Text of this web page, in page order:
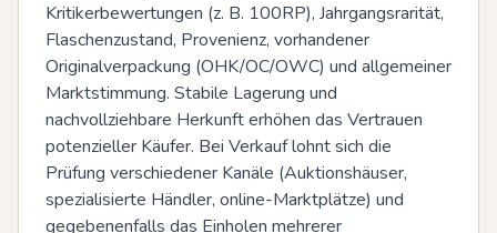
Kritikerbewertungen (z. B. 100RP), Jahrgangsrarität,
Flaschenzustand, Provenienz, vorhandener
Originalverpackung (OHK/OC/OWC) und allgemeiner
Marktstimmung. Stabile Lagerung und
nachvollziehbare Herkunft erhöhen das Vertrauen
potenzieller Käufer. Bei Verkauf lohnt sich die
Prüfung verschiedener Kanäle (Auktionshäuser,
spezialisierte Händler, online-Marktplätze) und
gegebenenfalls das Einholen mehrerer